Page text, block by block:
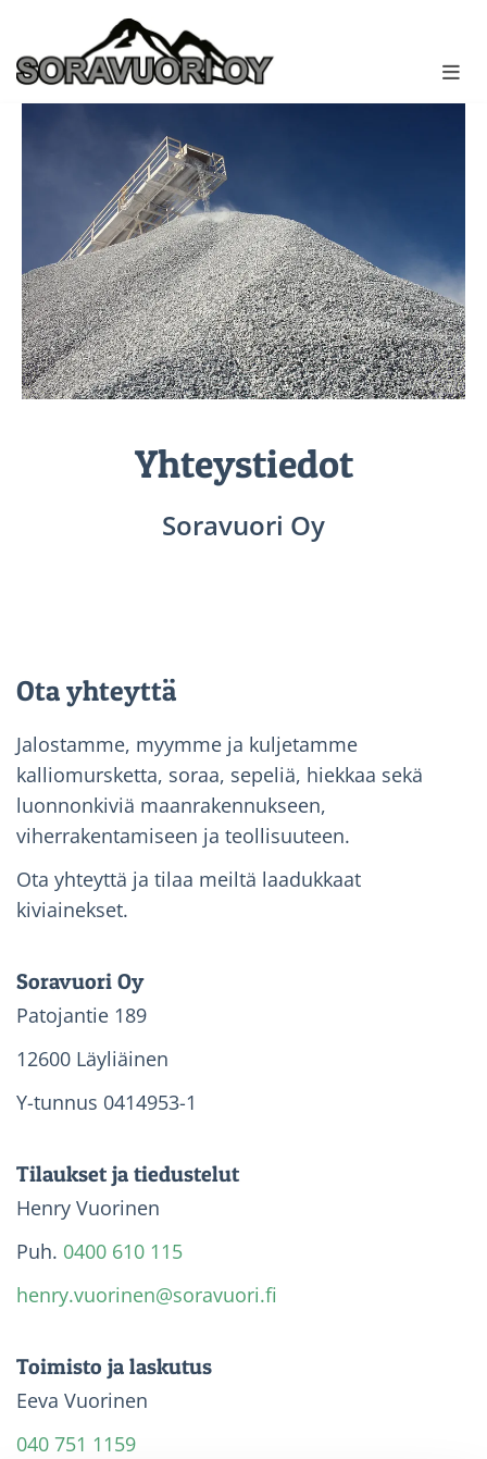
Yhteystiedot
Soravuori Oy
Ota yhteyttä
Jalostamme, myymme ja kuljetamme
kalliomursketta, soraa, sepeliä, hiekkaa sekä
luonnonkiviä maanrakennukseen,
viherrakentamiseen ja teollisuuteen.
Ota yhteyttä ja tilaa meiltä laadukkaat
kiviainekset.
Soravuori Oy
Patojantie 189
12600 Läyliäinen
Y-tunnus 0414953-1
Tilaukset ja tiedustelut
Henry Vuorinen
Puh. 0400 610 115
henry.vuorinen@soravuori.fi
Toimisto ja laskutus
Eeva Vuorinen
040 751 1159